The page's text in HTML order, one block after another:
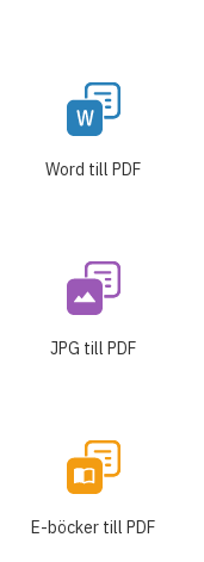
Word till PDF
JPG till PDF
E-böcker till PDF